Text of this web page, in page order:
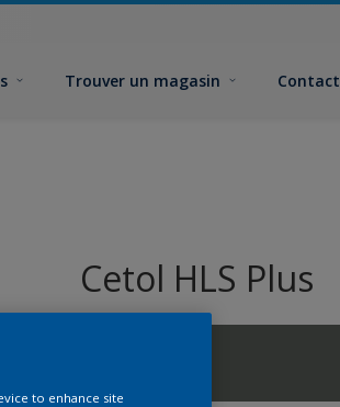
Trouver un magasin Contact
Cetol HLS Plus
to enhance site